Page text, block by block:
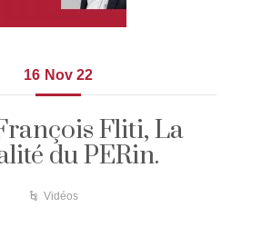
16 Nov 22
Fliti, La
du PERin.
Vidéos